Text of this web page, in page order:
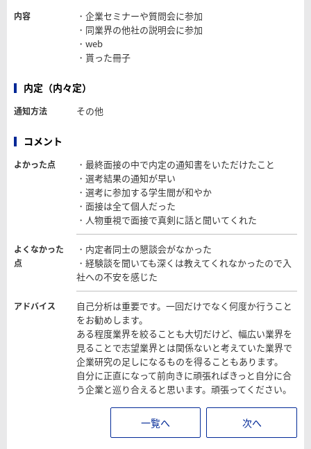
内容
・企業セミナーや質問会に参加
・同業界の他社の説明会に参加
・web
・貰った冊子
内定（内々定）
通知方法 その他
コメント
よかった点
・最終面接の中で内定の通知書をいただけたこと
・選考結果の通知が早い
・選考に参加する学生間が和やか
・面接は全て個人だった
・人物重視で面接で真剣に話と聞いてくれた
よくなかった
点
・内定者同士の懇談会がなかった
・経験談を聞いても深くは教えてくれなかったので入
社への不安を感じた
アドバイス
自己分析は重要です。一回だけでなく何度か行うこと
をお勧めします。
ある程度業界を絞ることも大切だけど、幅広い業界を
見ることで志望業界とは関係ないと考えていた業界で
企業研究の足しになるものを得ることもあります。
自分に正直になって前向きに頑張ればきっと自分に合
う企業と巡り合えると思います。頑張ってください。
一覧へ 次へ